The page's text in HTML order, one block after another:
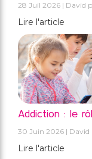
28 Juil 2026 David
Lire l'article
Addiction : le
30 Juin 2026 David
Lire l'article